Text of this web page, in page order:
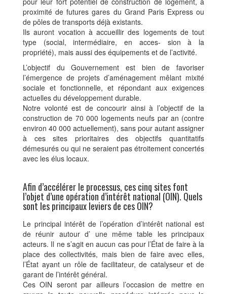
proximité de futures gares du Grand Paris Express ou
de pôles de transports déjà existants.
Ils auront vocation à accueillir des logements de tout
type (social, intermédiaire, en acces- sion à la
propriété), mais aussi des équipements et de l’activité.
L’objectif du Gouvernement est bien de favoriser
l’émergence de projets d’aménagement mêlant mixité
sociale et fonctionnelle, et répondant aux exigences
actuelles du développement durable.
Notre volonté est de concourir ainsi à l’objectif de la
construction de 70 000 logements neufs par an (contre
environ 40 000 actuellement), sans pour autant assigner
à ces sites prioritaires des objectifs quantitatifs
démesurés ou qui ne seraient pas étroitement concertés
avec les élus locaux.
Afin d’accélérer le processus, ces cinq sites font
l’objet d’une opération d’intérêt national (OIN). Quels
sont les principaux leviers de ces OIN?
Le principal intérêt de l’opération d’intérêt national est
de réunir autour d’ une même table les principaux
acteurs. Il ne s’agit en aucun cas pour l’État de faire à la
place des collectivités, mais bien de faire avec elles,
l’État ayant un rôle de facilitateur, de catalyseur et de
garant de l’intérêt général.
Ces OIN seront par ailleurs l’occasion de mettre en